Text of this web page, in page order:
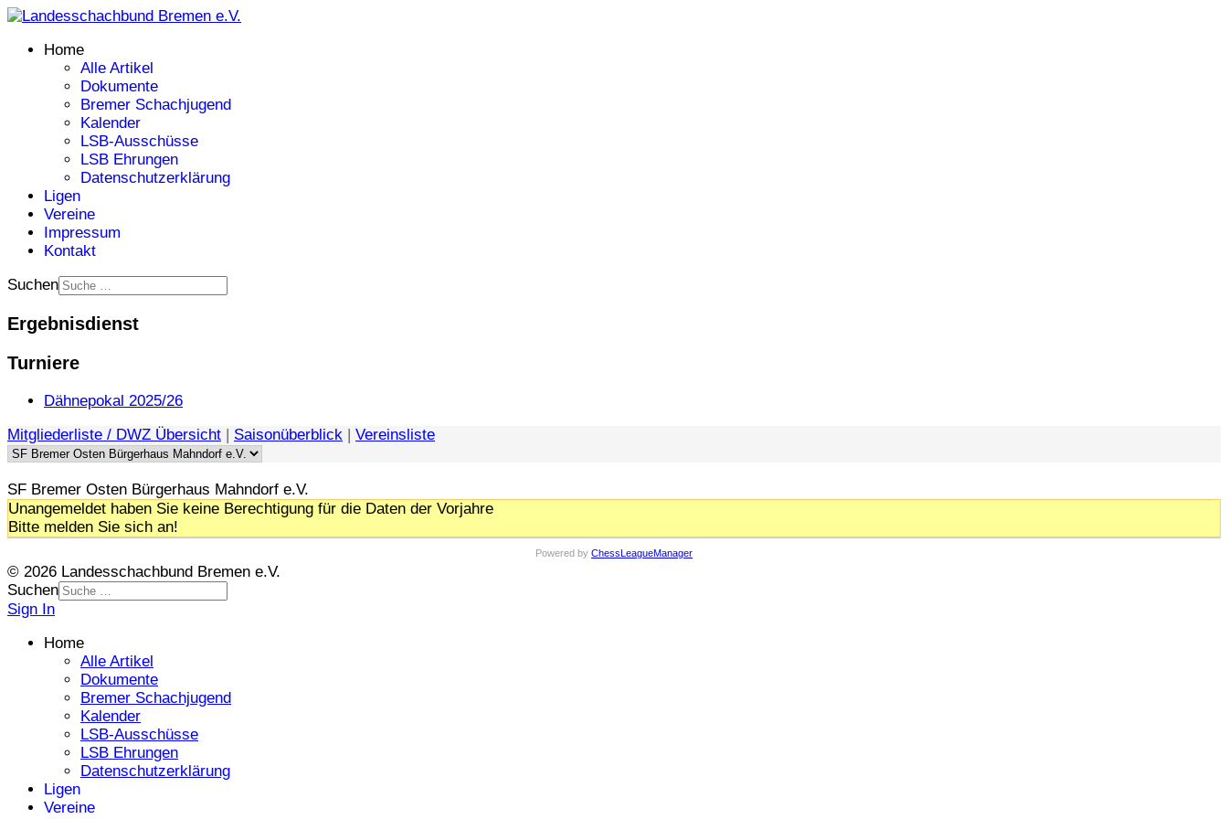
Home
Alle Artikel
Dokumente
Bremer Schachjugend
Kalender
LSB-Ausschüsse
LSB Ehrungen
Datenschutzerklärung
Ligen
Vereine
Impressum
Kontakt
Suchen
Ergebnisdienst
Turniere
Dähnepokal 2025/26
Mitgliederliste / DWZ Übersicht | Saisonüberblick | Vereinsliste
SF Bremer Osten Bürgerhaus Mahndorf e.V.
Unangemeldet haben Sie keine Berechtigung für die Daten der Vorjahre
Bitte melden Sie sich an!
Powered by ChessLeagueManager
© 2026 Landesschachbund Bremen e.V.
Suchen
Sign In
Home
Alle Artikel
Dokumente
Bremer Schachjugend
Kalender
LSB-Ausschüsse
LSB Ehrungen
Datenschutzerklärung
Ligen
Vereine